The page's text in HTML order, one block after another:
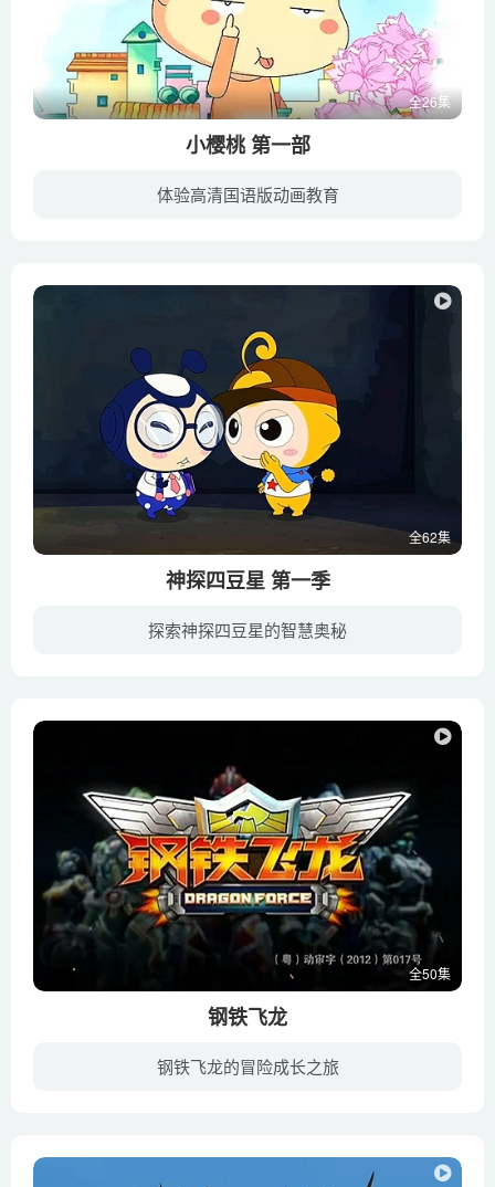
全26集
小樱桃 第一部
体验高清国语版动画教育
全62集
神探四豆星 第一季
探索神探四豆星的智慧奥秘
全50集
钢铁飞龙
钢铁飞龙的冒险成长之旅